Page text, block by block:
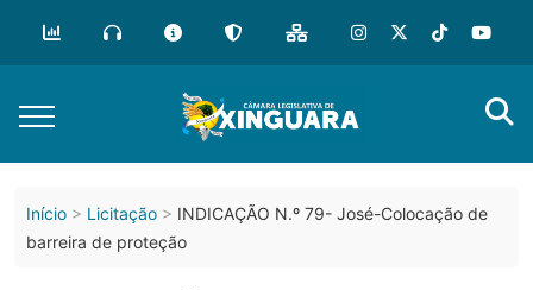
conteúdo
Início Licitação
INDICAÇÃO N.º 79- José-Colocação de
barreira de proteção